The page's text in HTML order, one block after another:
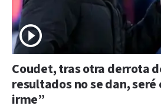
Coudet, tras otra derrota
resultados no se dan,
irme”